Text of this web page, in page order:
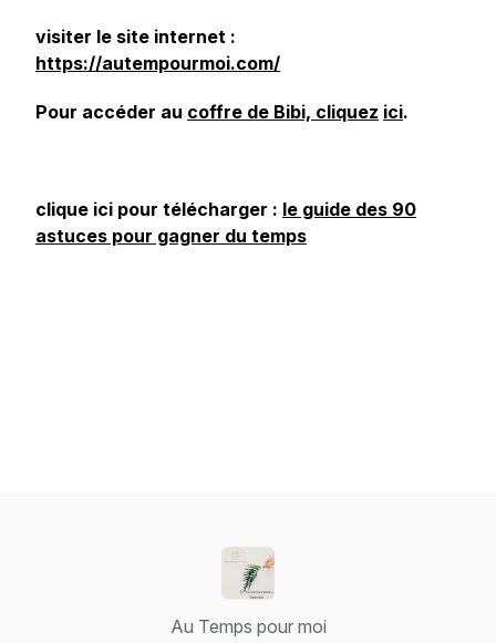
visiter le site internet :
https://autempourmoi.com/
Pour accéder au coffre de Bibi, cliquez ici.
clique ici pour télécharger : le guide des 90
astuces pour gagner du temps
Au Temps pour moi